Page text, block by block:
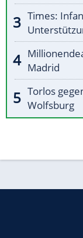
Times:
Madrid
Torlos
Wolfsburg